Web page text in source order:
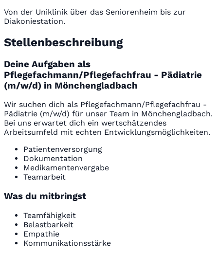
Von der Uniklinik über das Seniorenheim bis zur
Diakoniestation.
Stellenbeschreibung
Deine Aufgaben als
Pflegefachmann/Pflegefachfrau - Pädiatrie
(m/w/d) in Mönchengladbach
Wir suchen dich als Pflegefachmann/Pflegefachfrau -
Pädiatrie (m/w/d) für unser Team in Mönchengladbach.
Bei uns erwartet dich ein wertschätzendes
Arbeitsumfeld mit echten Entwicklungsmöglichkeiten.
Patientenversorgung
Dokumentation
Medikamentenvergabe
Teamarbeit
Was du mitbringst
Teamfähigkeit
Belastbarkeit
Empathie
Kommunikationsstärke